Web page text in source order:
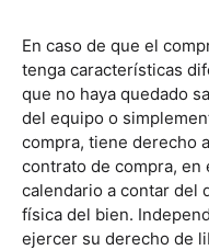
En caso de que el
tenga características
que no haya quedado
del equipo o
compra, tiene derecho
contrato de compra, en
calendario a contar del
física del bien.
ejercer su derecho de